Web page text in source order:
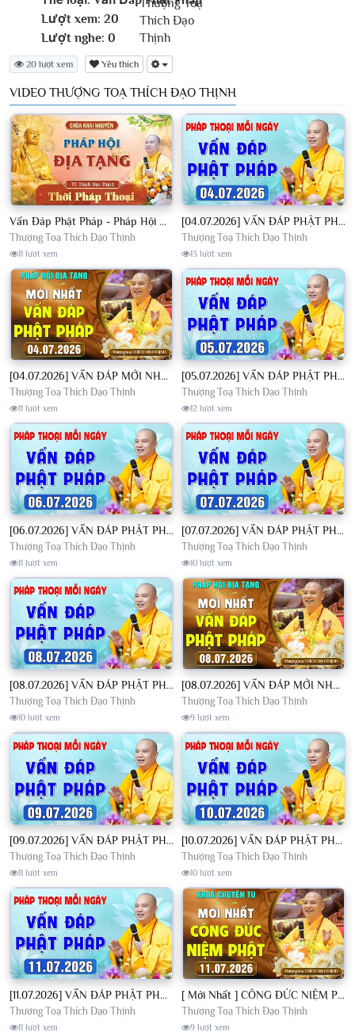
Lượt xem: 20
Lượt nghe: 0
20 lượt xem Yêu thích
VIDEO THƯỢNG TOẠ THÍCH ĐẠO THỊNH
Vấn Đáp Phật Pháp - Pháp Hội Địa Tạng Ngày 01/08/2026│TT. Thích Đạo Thịnh
Thượng Toạ Thích Đạo Thịnh
11 lượt xem
[04.07.2026] VẤN ĐÁP PHẬT PHÁP - Nghe Thầy giảng Pháp mỗi ngày CÔNG ĐỨC VÔ LƯỢNG│TT. Thích Đạo Thịnh
Thượng Toạ Thích Đạo Thịnh
13 lượt xem
[04.07.2026] VẤN ĐÁP MỚI NHẤT - Pháp Hội Địa Tạng Chùa Khai Nguyên | TT. Thích Đạo Thịnh
Thượng Toạ Thích Đạo Thịnh
11 lượt xem
[05.07.2026] VẤN ĐÁP PHẬT PHÁP - Nghe Thầy giảng Pháp mỗi ngày CÔNG ĐỨC VÔ LƯỢNG│TT. Thích Đạo Thịnh
Thượng Toạ Thích Đạo Thịnh
12 lượt xem
[06.07.2026] VẤN ĐÁP PHẬT PHÁP - Nghe Thầy giảng Pháp mỗi ngày CÔNG ĐỨC VÔ LƯỢNG│TT. Thích Đạo Thịnh
Thượng Toạ Thích Đạo Thịnh
11 lượt xem
[07.07.2026] VẤN ĐÁP PHẬT PHÁP - Nghe Thầy giảng Pháp mỗi ngày CÔNG ĐỨC VÔ LƯỢNG│TT. Thích Đạo Thịnh
Thượng Toạ Thích Đạo Thịnh
10 lượt xem
[08.07.2026] VẤN ĐÁP PHẬT PHÁP - Nghe Thầy giảng Pháp mỗi ngày CÔNG ĐỨC VÔ LƯỢNG│TT. Thích Đạo Thịnh
Thượng Toạ Thích Đạo Thịnh
10 lượt xem
[08.07.2026] VẤN ĐÁP MỚI NHẤT - Pháp Hội Địa Tạng Chùa Khai Nguyên | TT. Thích Đạo Thịnh
Thượng Toạ Thích Đạo Thịnh
9 lượt xem
[09.07.2026] VẤN ĐÁP PHẬT PHÁP - Nghe Thầy giảng Pháp mỗi ngày CÔNG ĐỨC VÔ LƯỢNG│TT. Thích Đạo Thịnh
Thượng Toạ Thích Đạo Thịnh
11 lượt xem
[10.07.2026] VẤN ĐÁP PHẬT PHÁP - Nghe Thầy giảng Pháp mỗi ngày CÔNG ĐỨC VÔ LƯỢNG│TT. Thích Đạo Thịnh
Thượng Toạ Thích Đạo Thịnh
10 lượt xem
[11.07.2026] VẤN ĐÁP PHẬT PHÁP - Nghe Thầy giảng Pháp mỗi ngày CÔNG ĐỨC VÔ LƯỢNG│TT. Thích Đạo Thịnh
Thượng Toạ Thích Đạo Thịnh
11 lượt xem
[ Mới Nhất ] CÔNG ĐỨC NIỆM PHẬT - Khoá Chuyên Tu Chùa Khai Nguyên 11/07/2026 | TT. Thích Đạo Thịnh
Thượng Toạ Thích Đạo Thịnh
9 lượt xem